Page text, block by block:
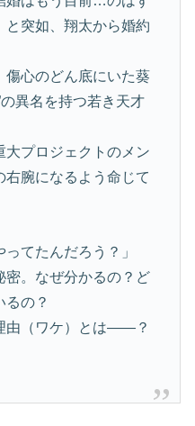
と突如、翔太から婚約
傷心のどん底にいた葵
異名を持つ若き天才
大プロジェクトのメン
腕になるよう命じて
てたんだろう？」
密。なぜ分かるの？ど
るの？
由（ワケ）とは——？